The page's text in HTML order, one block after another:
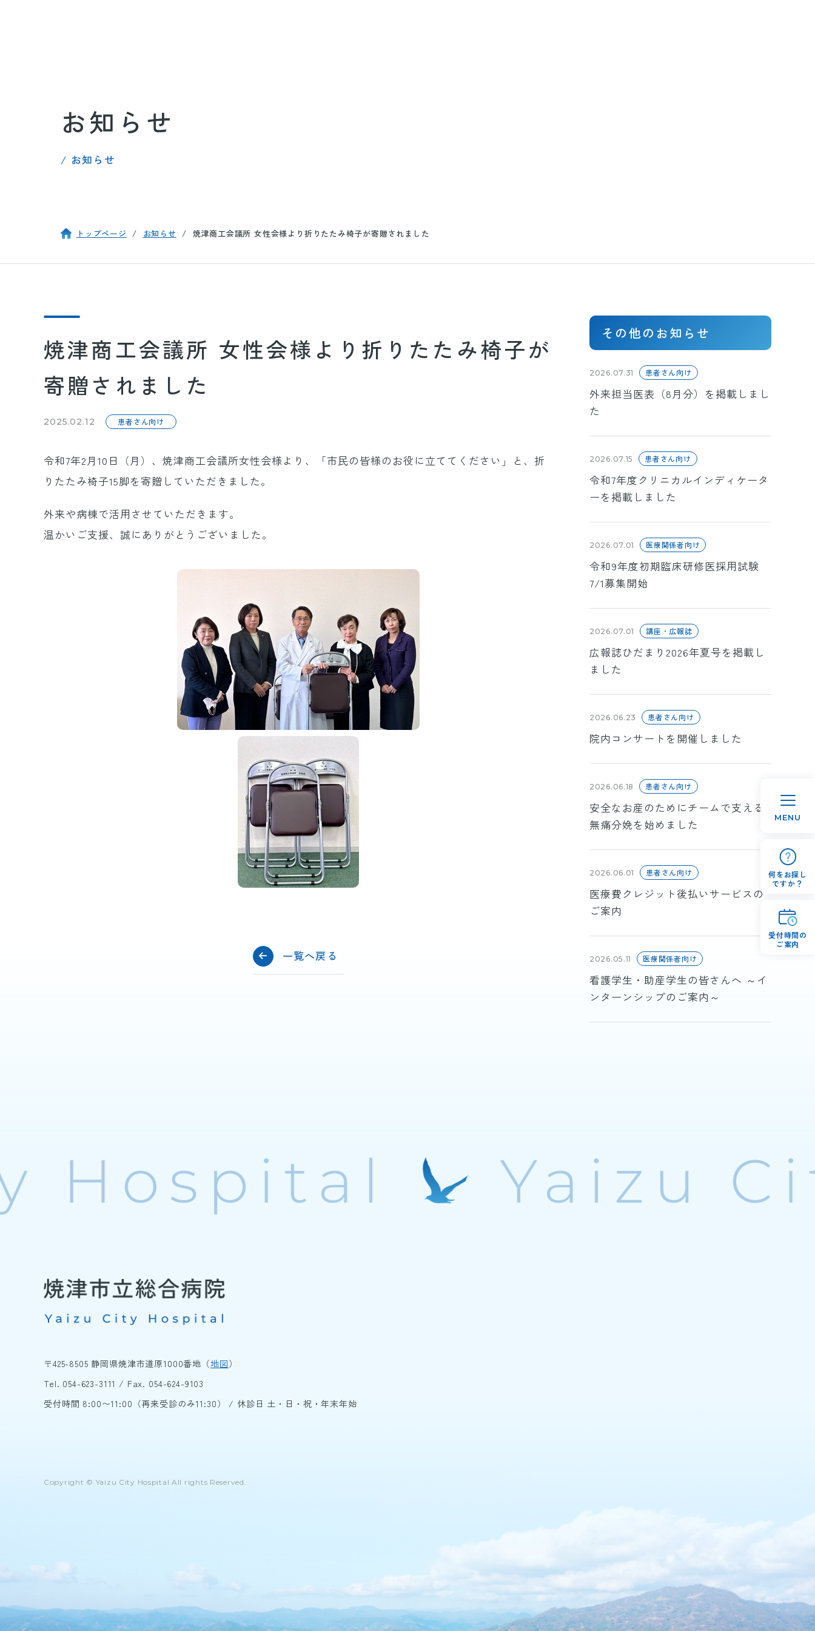
お知らせ
/ お知らせ
トップページ お知らせ 焼津商工会議所 女性会様より折りたたみ椅子が寄贈されました
MENU
何をお探し
ですか？
受付時間の
ご案内
焼津商工会議所 女性会様より折りたたみ椅子が
寄贈されました
2025.02.12 患者さん向け
令和7年2月10日（月）、焼津商工会議所女性会様より、「市民の皆様のお役に立ててください」と、折
りたたみ椅子15脚を寄贈していただきました。
外来や病棟で活用させていただきます。
温かいご支援、誠にありがとうございました。
一覧へ戻る
その他のお知らせ
2026.07.31 患者さん向け
外来担当医表（8月分）を掲載しまし
た
2026.07.15 患者さん向け
令和7年度クリニカルインディケータ
ーを掲載しました
2026.07.01 医療関係者向け
令和9年度初期臨床研修医採用試験
7/1募集開始
2026.07.01 講座・広報誌
広報誌ひだまり2026年夏号を掲載し
ました
2026.06.23 患者さん向け
院内コンサートを開催しました
2026.06.18 患者さん向け
安全なお産のためにチームで支える
無痛分娩を始めました
2026.06.01 患者さん向け
医療費クレジット後払いサービスの
ご案内
2026.05.11 医療関係者向け
看護学生・助産学生の皆さんへ ～イ
ンターンシップのご案内～
〒425-8505 静岡県焼津市道原1000番地（地図）
Tel. 054-623-3111 / Fax. 054-624-9103
受付時間 8:00〜11:00（再来受診のみ11:30）
/休診日 土・日・祝・年末年始
Copyright © Yaizu City Hospital All rights Reserved.